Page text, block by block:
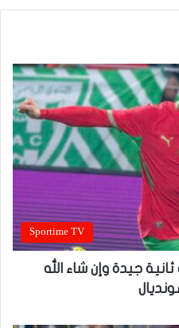
Sportime TV
جيدة وإن شاء الله